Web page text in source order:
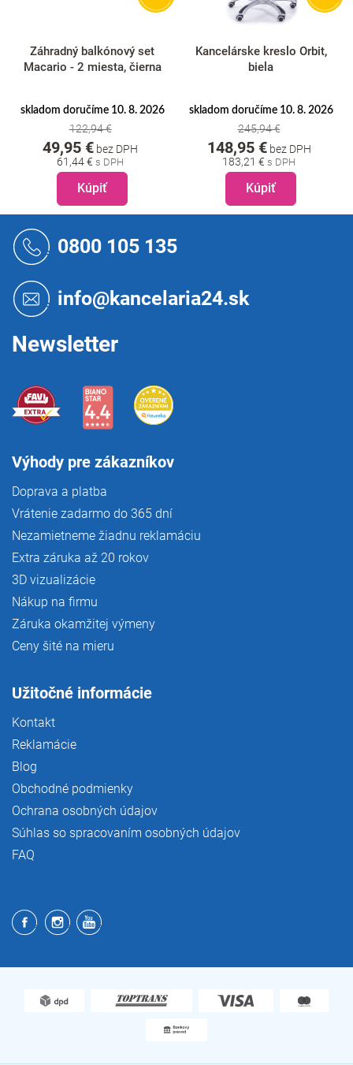
Záhradný balkónový set
Macario - 2 miesta, čierna
skladom doručíme 10. 8. 2026
122,94 €
61,44 €
49,95 € bez DPH
Kúpiť
Kancelárske kreslo Orbit,
biela
skladom doručíme 10. 8. 2026
245,94 €
183,21 €
148,95 €bez DPH
Kúpiť
0800 105 135
info@kancelaria24.sk
Newsletter
Výhody pre zákazníkov
Doprava a platba
Vrátenie zadarmo do 365 dní
Nezamietneme žiadnu reklamáciu
Extra záruka až 20 rokov
3D vizualizácie
Nákup na firmu
Záruka okamžitej výmeny
Ceny šité na mieru
Užitočné informácie
Kontakt
Reklamácie
Blog
Obchodné podmienky
Ochrana osobných údajov
Súhlas so spracovaním osobných údajov
FAQ